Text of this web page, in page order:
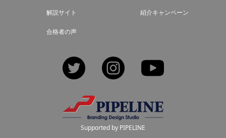
解説サイト 紹介キャンペーン
合格者の声
Twitter Instagram
Supported by PIPELINE